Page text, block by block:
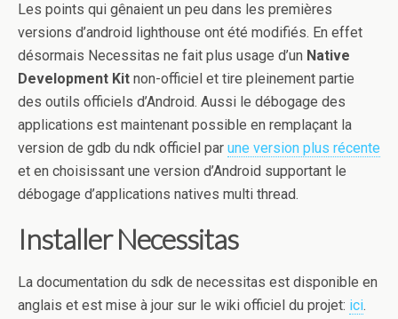
Les points qui gênaient un peu dans les premières
versions d’android lighthouse ont été modifiés. En effet
désormais Necessitas ne fait plus usage d’un Native
Development Kit non-officiel et tire pleinement partie
des outils officiels d’Android. Aussi le débogage des
applications est maintenant possible en remplaçant la
version de gdb du ndk officiel par une version plus récente
et en choisissant une version d’Android supportant le
débogage d’applications natives multi thread.
Installer Necessitas
La documentation du sdk de necessitas est disponible en
anglais et est mise à jour sur le wiki officiel du projet: ici.